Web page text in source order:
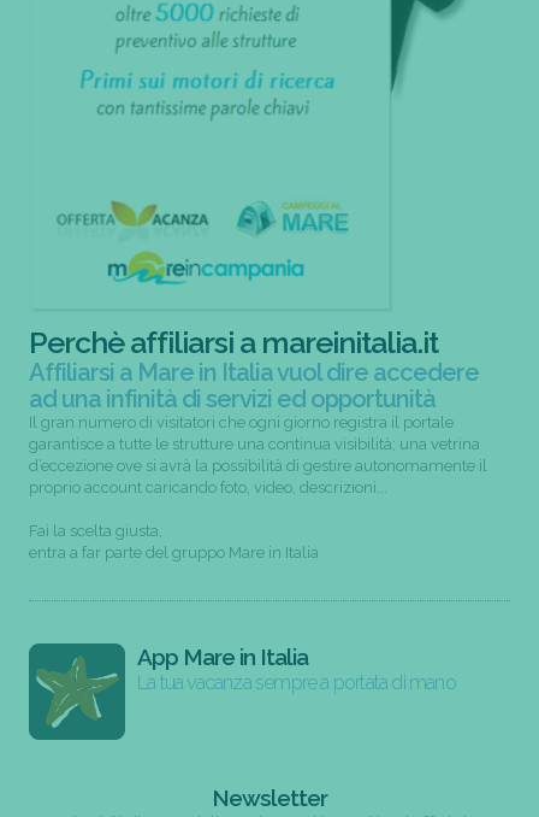
Perchè affiliarsi a mareinitalia.it
Affiliarsi a Mare in Italia vuol dire accedere
ad una infinità di servizi ed opportunità
Il gran numero di visitatori che ogni giorno registra il portale
garantisce a tutte le strutture una continua visibilità; una vetrina
d’eccezione ove si avrà la possibilità di gestire autonomamente il
proprio account caricando foto, video, descrizioni...
Fai la scelta giusta,
entra a far parte del gruppo Mare in Italia
App Mare in Italia
La tua vacanza sempre a portata di mano
Newsletter